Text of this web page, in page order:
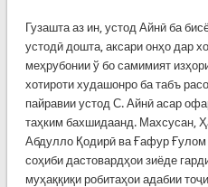
Гузашта аз ин, устод Айнӣ ба
устодӣ дошта, аксари онҳо дар
меҳрубонии ў бо самимият
хотироти худашонро ба табъ
пайравии устод С. Айнӣ асар
таҳким бахшидаанд. Махсусан,
Абдулло Қодирӣ ва Ғафур Ғулом
соҳиби дастовардҳои зиёде
муҳаққиқи робитаҳои адабии